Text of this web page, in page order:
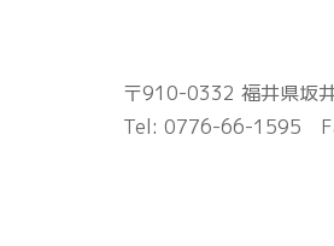
〒910-0332 福井県坂
Tel: 0776-66-1595